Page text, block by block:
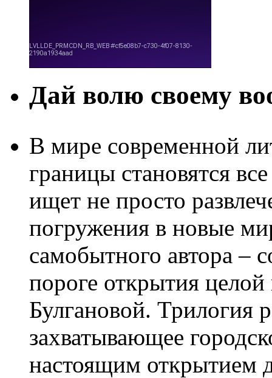
Дай волю своему
В мире современной
границы становятся
ищет не просто
погружения в новые
самобытного автора –
пороге открытия
Булгановой. Трилогия
захватывающее
настоящим открытием